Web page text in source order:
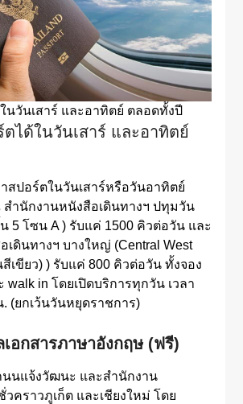
นวันเสาร์ และอาทิตย์ ตลอดทั้งปี
ได้ในวันเสาร์ และอาทิตย์
สปอร์ตในวันเสาร์หรือวันอาทิตย์
ำนักงานหนังสือเดินทางฯ ปทุมวัน
5 โซน A ) รับแค่ 1500 คิวต่อวัน และ
เดินทางฯ บางใหญ่ (Central West
เขียว) ) รับแค่ 800 คิวต่อวัน ทั้งจอง
in โดยเปิดบริการทุกวัน เวลา
. (ยกเว้นวันหยุดราชการ)
อกสารภาษาอังกฤษ (ฟรี)
นนแจ้งวัฒนะ และสำนักงาน
คราวภูเก็ต และเชียงใหม่ โดย